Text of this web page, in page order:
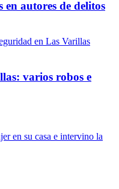
autores de delitos
varios robos e